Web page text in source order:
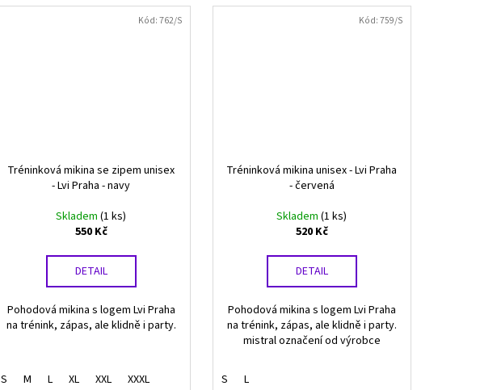
Tréninková mikina se zipem unisex
- Lvi Praha - navy
Skladem(1 ks)
550 Kč
DETAIL
Pohodová mikina s logem Lvi Praha
na trénink, zápas, ale klidně i party.
S M L XL XXL XXXL
Kód:762/S
Tréninková mikina unisex - Lvi Praha
- červená
Skladem(1 ks)
520 Kč
DETAIL
Pohodová mikina s logem Lvi Praha
na trénink, zápas, ale klidně i party.
mistral označení od výrobce
S L
Kód:759/S